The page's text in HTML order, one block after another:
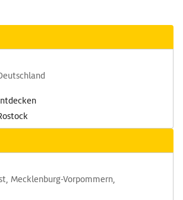
Mecklenburg-Vorpommern,